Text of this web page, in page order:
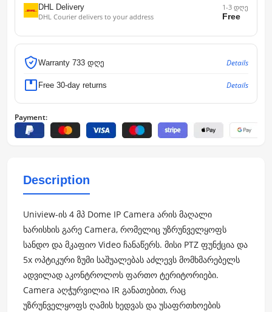
DHL Delivery
DHL Courier delivers to your address
1-3 დღე
Free
Warranty 733 დღე Details
Free 30-day returns Details
Payment:
Description
Uniview-ის 4 მპ Dome IP Camera არის მაღალი
ხარისხის გარე Camera, რომელიც უზრუნველყოფს
სანდო და მკაფიო Video ჩანაწერს. მისი PTZ ფუნქცია და
5x ოპტიკური ზუმი საშუალებას აძლევს მომხმარებელს
ადვილად აკონტროლოს ფართო ტერიტორიები.
Camera აღჭურვილია IR განათებით, რაც
უზრუნველყოფს ღამის ხედვას და უსაფრთხოების